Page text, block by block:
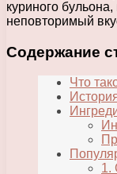
куриного
неповторимый
Содержание
Что
1.